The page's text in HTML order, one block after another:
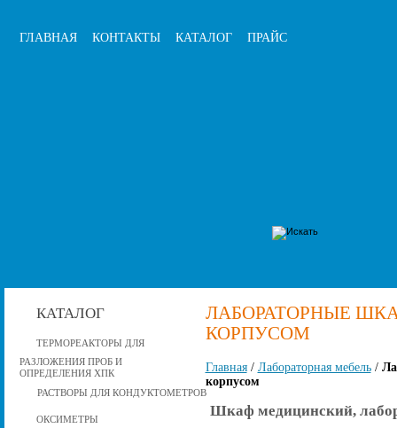
ГЛАВНАЯ КОНТАКТЫ КАТАЛОГ ПРАЙС
КАТАЛОГ
ТЕРМОРЕАКТОРЫ ДЛЯ
РАЗЛОЖЕНИЯ ПРОБ И
ОПРЕДЕЛЕНИЯ ХПК
РАСТВОРЫ ДЛЯ КОНДУКТОМЕТРОВ
ОКСИМЕТРЫ
ЛАБОРАТОРНЫЕ
КОРПУСОМ
Главная/ Лабораторная мебель/
корпусом
Шкаф медицинский,